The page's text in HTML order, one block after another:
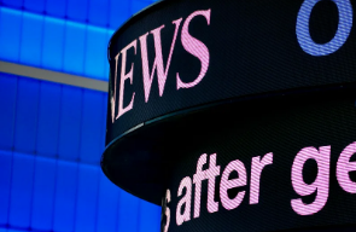
SALUTE E MEDICINA
STORIA E CITAZIONI
INTRATTENIMENTO